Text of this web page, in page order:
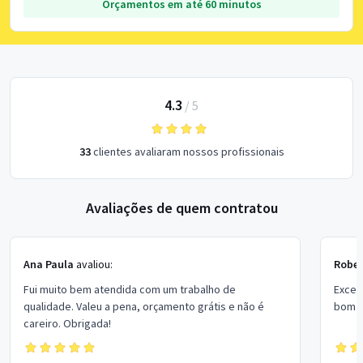
Orçamentos em até 60 minutos
4.3 / 5
33clientes avaliaram nossos profissionais
Avaliações de quem contratou
Ana Paula avaliou:
Fui muito bem atendida com um trabalho de
qualidade. Valeu a pena, orçamento grátis e não é
careiro. Obrigada!
bom